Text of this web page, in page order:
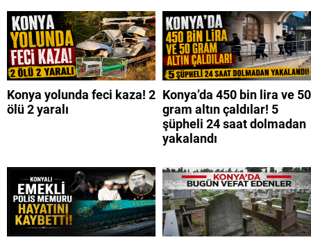
Konya yolunda feci kaza! 2
ölü 2 yaralı
Konya’da 450 bin lira ve 50
gram altın çaldılar! 5
şüpheli 24 saat dolmadan
yakalandı